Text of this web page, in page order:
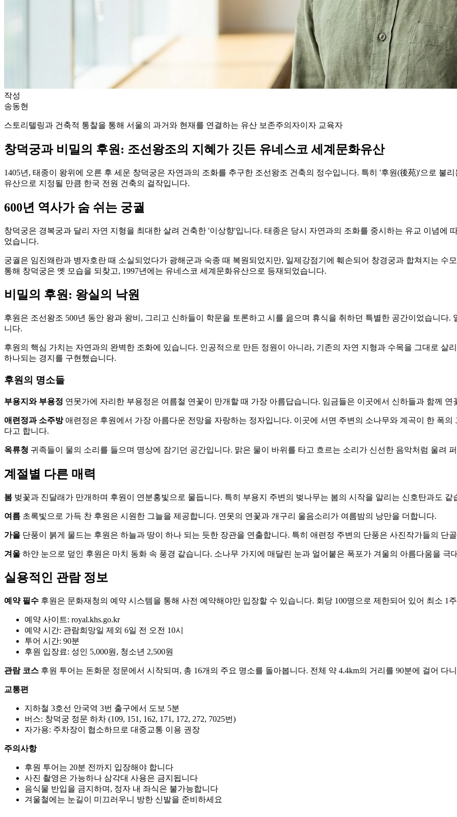
작성
송동현
스토리텔링과 건축적 통찰을 통해 서울의 과거와 현재를 연결하는 유산 보존주의자이자 교육자
창덕궁과 비밀의 후원: 조선왕조의 지혜가 깃든 유네스코 세계문화유산
1405년, 태종이 왕위에 오른 후 세운 창덕궁은 자연과의 조화를 추구한 조선왕조 건축의 정수입니다. 특히 '후원(後苑)'으로 불
유산으로 지정될 만큼 한국 전원 건축의 걸작입니다.
600년 역사가 숨 쉬는 궁궐
창덕궁은 경복궁과 달리 자연 지형을 최대한 살려 건축한 '이상향'입니다. 태종은 당시 자연과의 조화를 중시하는 유교 이념에
었습니다.
궁궐은 임진왜란과 병자호란 때 소실되었다가 광해군과 숙종 때 복원되었지만, 일제강점기에 훼손되어 창경궁과 합쳐지는 수
통해 창덕궁은 옛 모습을 되찾고, 1997년에는 유네스코 세계문화유산으로 등재되었습니다.
비밀의 후원: 왕실의 낙원
후원은 조선왕조 500년 동안 왕과 왕비, 그리고 신하들이 학문을 토론하고 시를 읊으며 휴식을 취하던 특별한 공간이었습니다
니다.
후원의 핵심 가치는 자연과의 완벽한 조화에 있습니다. 인공적으로 만든 정원이 아니라, 기존의 자연 지형과 수목을 그대로 살
하나되는 경지를 구현했습니다.
후원의 명소들
부용지와 부용정 연못가에 자리한 부용정은 여름철 연꽃이 만개할 때 가장 아름답습니다. 임금들은 이곳에서 신하들과 함께
애련정과 소주방애련정은 후원에서 가장 아름다운 전망을 자랑하는 정자입니다. 이곳에 서면 주변의 소나무와 계곡이 한 폭
다고 합니다.
옥류청 귀족들이 물의 소리를 들으며 명상에 잠기던 공간입니다. 맑은 물이 바위를 타고 흐르는 소리가 신선한 음악처럼 울려
계절별 다른 매력
봄 벚꽃과 진달래가 만개하며 후원이 연분홍빛으로 물듭니다. 특히 부용지 주변의 벚나무는 봄의 시작을 알리는 신호탄과도 같
여름 초록빛으로 가득 찬 후원은 시원한 그늘을 제공합니다. 연못의 연꽃과 개구리 울음소리가 여름밤의 낭만을 더합니다.
가을 단풍이 붉게 물드는 후원은 하늘과 땅이 하나 되는 듯한 장관을 연출합니다. 특히 애련정 주변의 단풍은 사진작가들의 단
겨울 하얀 눈으로 덮인 후원은 마치 동화 속 풍경 같습니다. 소나무 가지에 매달린 눈과 얼어붙은 폭포가 겨울의 아름다움을 극
실용적인 관람 정보
예약 필수 후원은 문화재청의 예약 시스템을 통해 사전 예약해야만 입장할 수 있습니다. 회당 100명으로 제한되어 있어 최소 1
예약 사이트: royal.khs.go.kr
예약 시간: 관람희망일 제외 6일 전 오전 10시
투어 시간: 90분
후원 입장료: 성인 5,000원, 청소년 2,500원
관람 코스 후원 투어는 돈화문 정문에서 시작되며, 총 16개의 주요 명소를 돌아봅니다. 전체 약 4.4km의 거리를 90분에 걸어 다
교통편
지하철 3호선 안국역 3번 출구에서 도보 5분
버스: 창덕궁 정문 하차 (109, 151, 162, 171, 172, 272, 7025번)
자가용: 주차장이 협소하므로 대중교통 이용 권장
주의사항
후원 투어는 20분 전까지 입장해야 합니다
사진 촬영은 가능하나 삼각대 사용은 금지됩니다
음식물 반입을 금지하며, 정자 내 좌식은 불가능합니다
겨울철에는 눈길이 미끄러우니 방한 신발을 준비하세요